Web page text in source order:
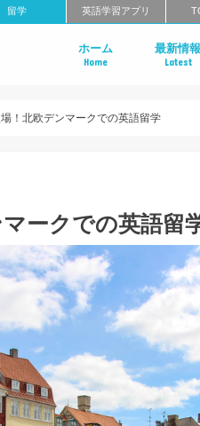
留学 英語学習アプリ
ホーム
Home
最新情報
Latest
！北欧デンマークでの英語留学
ークでの英語留